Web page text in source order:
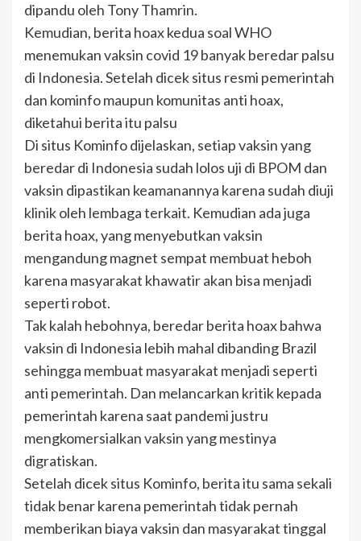
dipandu oleh Tony Thamrin.
Kemudian, berita hoax kedua soal WHO
menemukan vaksin covid 19 banyak beredar palsu
di Indonesia. Setelah dicek situs resmi pemerintah
dan kominfo maupun komunitas anti hoax,
diketahui berita itu palsu
Di situs Kominfo dijelaskan, setiap vaksin yang
beredar di Indonesia sudah lolos uji di BPOM dan
vaksin dipastikan keamanannya karena sudah diuji
klinik oleh lembaga terkait. Kemudian ada juga
berita hoax, yang menyebutkan vaksin
mengandung magnet sempat membuat heboh
karena masyarakat khawatir akan bisa menjadi
seperti robot.
Tak kalah hebohnya, beredar berita hoax bahwa
vaksin di Indonesia lebih mahal dibanding Brazil
sehingga membuat masyarakat menjadi seperti
anti pemerintah. Dan melancarkan kritik kepada
pemerintah karena saat pandemi justru
mengkomersialkan vaksin yang mestinya
digratiskan.
Setelah dicek situs Kominfo, berita itu sama sekali
tidak benar karena pemerintah tidak pernah
memberikan biaya vaksin dan masyarakat tinggal